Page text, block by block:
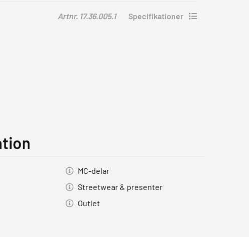
CNS-
Artnr. 17.36.005.1 Specifikationer
MC-delar
Streetwear & presenter
Outlet